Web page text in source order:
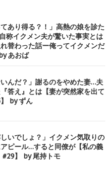
てあり得る？！」高熱の娘を診た
称イクメン夫が驚いた事実とは
れ替わった話ー俺ってイクメンだ
あおば
いんだ？」謝るのをやめた妻…夫
答え』とは【妻が突然家を出て
by ずん
しいでしょ？」イクメン気取りの
ピール…すると同僚が【私の義
#29】 by 尾持トモ